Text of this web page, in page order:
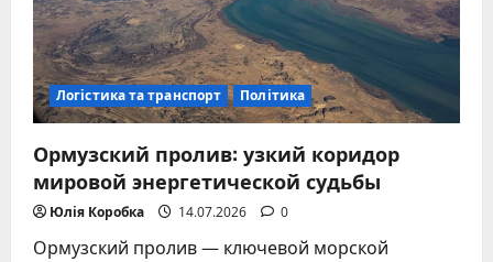
Логістика та транспорт Політика
Ормузский пролив: узкий коридор
мировой энергетической судьбы
Юлія Коробка 14.07.2026 0
Ормузский пролив — ключевой морской